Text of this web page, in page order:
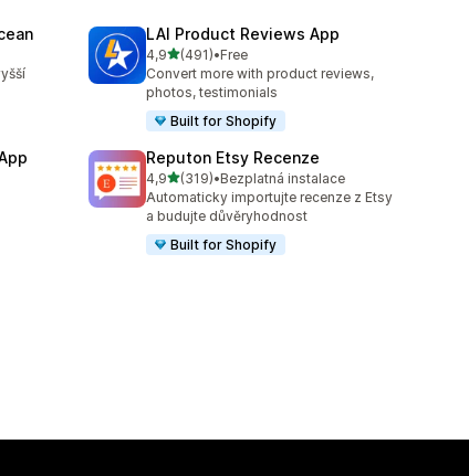
LAI Product Reviews App
4,9z 5 hvězd
(491)
Celkový počet recenzí: 491
•Free
Convert more with product reviews,
photos, testimonials
Built for Shopify
Reputon Etsy Recenze
4,9z 5 hvězd
(319)
Celkový počet recenzí: 319
•Bezplatná instalace
Automaticky importujte recenze z Etsy
a budujte důvěryhodnost
Built for Shopify